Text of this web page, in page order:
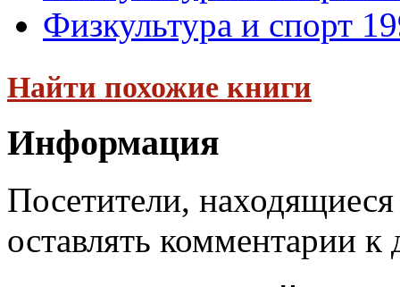
Физкультура и спорт
Найти похожие книги
Информация
Посетители,
оставлять комментарии к